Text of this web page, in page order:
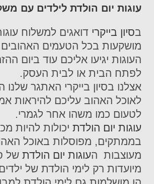
עוגות יום הולדת לילדים עם
בסיון בייקרי דואגים למשלוח
מושקעות בכל הטעמים האהובים
העוגות יגיעו אליכם עוד ביום
לפתח הבית או לבית העסק.
אצלנו בסיון בייקרי האתגר שלנו
לאוכל האהוב עליכם להיראות
לטעום כמו משהו אחר לגמרי.
עוגות יום הולדת יכולות להיות
בממתקים, מפוסלות באוכל
מעוצבות העוגות יום הולדת של
מיועדות רק לימי הולדת של